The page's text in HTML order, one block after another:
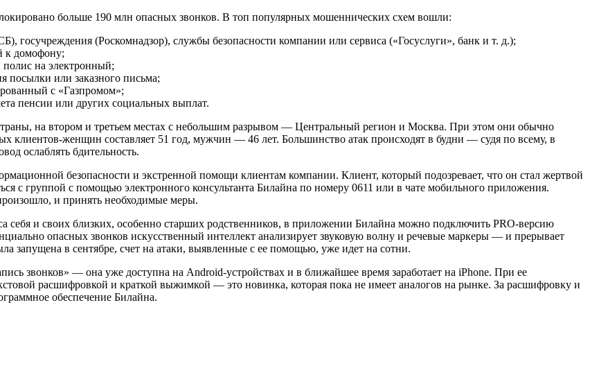
больше 190 млн опасных звонков. В топ популярных мошеннических схем вошли:
госучреждения (Роскомнадзор), службы безопасности компании или сервиса («Госуслуги», банк и т. д.);
к домофону;
на электронный;
посылки или заказного письма;
с «Газпромом»;
пенсии или других социальных выплат.
на втором и третьем местах с небольшим разрывом — Центральный регион и Москва. При этом они обычно
клиентов-женщин составляет 51 год, мужчин — 46 лет. Большинство атак происходят в будни — судя по всему, в
ослаблять бдительность.
безопасности и экстренной помощи клиентам компании. Клиент, который подозревает, что он стал жертвой
с группой с помощью электронного консультанта Билайна по номеру 0611 или в чате мобильного приложения.
и принять необходимые меры.
себя и своих близких, особенно старших родственников, в приложении Билайна можно подключить PRO-версию
опасных звонков искусственный интеллект анализирует звуковую волну и речевые маркеры — и прерывает
запущена в сентябре, счет на атаки, выявленные с ее помощью, уже идет на сотни.
звонков» — она уже доступна на Android-устройствах и в ближайшее время заработает на iPhone. При ее
расшифровкой и краткой выжимкой — это новинка, которая пока не имеет аналогов на рынке. За расшифровку и
обеспечение Билайна.